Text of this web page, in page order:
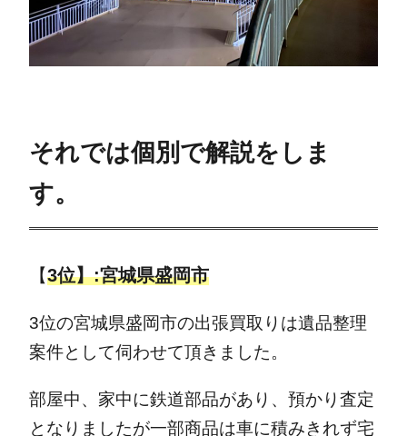
それでは個別で解説をしま
す。
【3位】:宮城県盛岡市
3位の宮城県盛岡市の出張買取りは遺品整理
案件として伺わせて頂きました。
部屋中、家中に鉄道部品があり、預かり査定
となりましたが一部商品は車に積みきれず宅